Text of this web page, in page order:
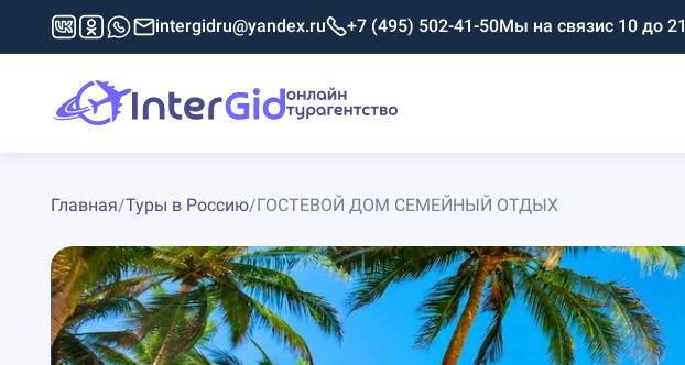
intergidru@yandex.ru +7 (495) 502-41-50Мы на связис 10 до 21
Главная/Туры в Россию/ГОСТЕВОЙ ДОМ СЕМЕЙНЫЙ ОТДЫХ